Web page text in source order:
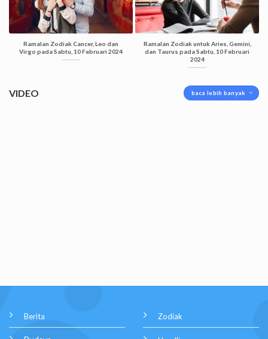
Ramalan Zodiak Cancer, Leo dan
Virgo pada Sabtu, 10 Februari 2024
Ramalan Zodiak untuk Aries, Gemini,
dan Taurus pada Sabtu, 10 Februari
2024
VIDEO baca lebih banyak
Berita Zodiak